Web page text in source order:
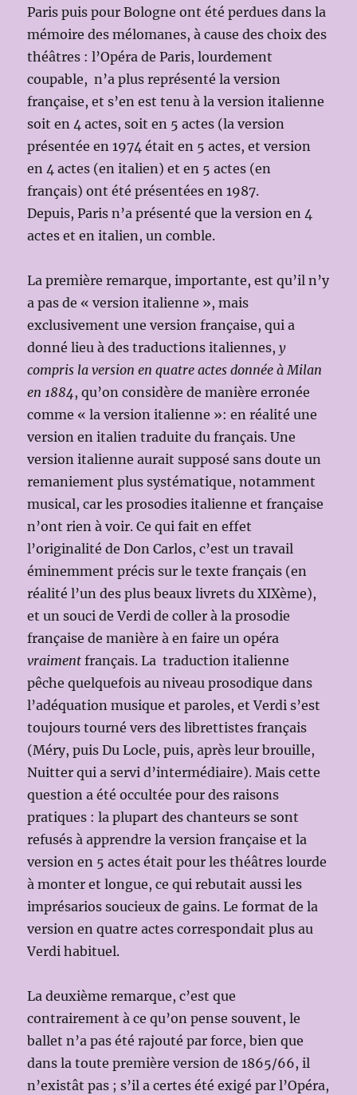
Paris puis pour Bologne ont été perdues dans la
mémoire des mélomanes, à cause des choix des
théâtres : l’Opéra de Paris, lourdement
coupable, n’a plus représenté la version
française, et s’en est tenu à la version italienne
soit en 4 actes, soit en 5 actes (la version
présentée en 1974 était en 5 actes, et version
en 4 actes (en italien) et en 5 actes (en
français) ont été présentées en 1987.
Depuis, Paris n’a présenté que la version en 4
actes et en italien, un comble.
La première remarque, importante, est qu’il n’y
a pas de « version italienne », mais
exclusivement une version française, qui a
donné lieu à des traductions italiennes,y
compris la version en quatre actes donnée à Milan
en 1884 , qu’on considère de manière erronée
comme « la version italienne »: en réalité une
version en italien traduite du français. Une
version italienne aurait supposé sans doute un
remaniement plus systématique, notamment
musical, car les prosodies italienne et française
n’ont rien à voir. Ce qui fait en effet
l’originalité de Don Carlos, c’est un travail
éminemment précis sur le texte français (en
réalité l’un des plus beaux livrets du XIXème),
et un souci de Verdi de coller à la prosodie
française de manière à en faire un opéra
vraiment français. La traduction italienne
pêche quelquefois au niveau prosodique dans
l’adéquation musique et paroles, et Verdi s’est
toujours tourné vers des librettistes français
(Méry, puis Du Locle, puis, après leur brouille,
Nuitter qui a servi d’intermédiaire). Mais cette
question a été occultée pour des raisons
pratiques : la plupart des chanteurs se sont
refusés à apprendre la version française et la
version en 5 actes était pour les théâtres lourde
à monter et longue, ce qui rebutait aussi les
imprésarios soucieux de gains. Le format de la
version en quatre actes correspondait plus au
Verdi habituel.
La deuxième remarque, c’est que
contrairement à ce qu’on pense souvent, le
ballet n’a pas été rajouté par force, bien que
dans la toute première version de 1865/66, il
n’existât pas ; s’il a certes été exigé par l’Opéra,